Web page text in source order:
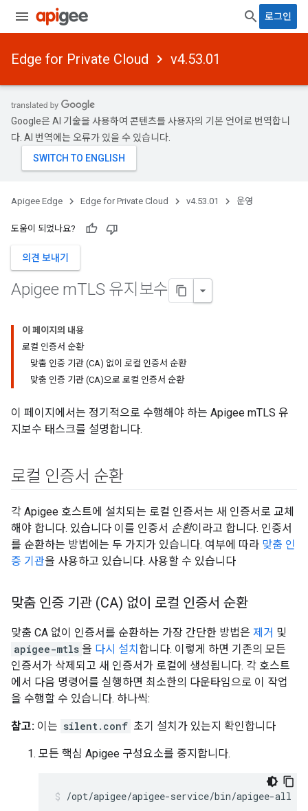
로그인
Edge for Private Cloud v4.53.01
Google은 AI 기술을 사용하여 콘텐츠를 사용자의 기본 언어로 번역합니
다. AI 번역에는 오류가 있을 수 있습니다.
Apigee Edge Edge for Private Cloud v4.53.01 운영
도움이 되었나요?
의견 보내기
Apigee mTLS 유지보수
이 페이지의 내용
로컬 인증서 순환
맞춤 인증 기관 (CA) 없이 로컬 인증서 순환
맞춤 인증 기관 (CA)으로 로컬 인증서 순환
이 페이지에서는 정기적으로 수행해야 하는 Apigee mTLS 유
지보수 태스크를 설명합니다.
로컬 인증서 순환
각 Apigee 호스트에 설치되는 로컬 인증서는 새 인증서로 교체
해야 합니다. 있습니다 이를 인증서 순환이라고 합니다. 인증서
를 순환하는 방법에는 두 가지가 있습니다. 여부에 따라 맞춤 인
증 기관을 사용하고 있습니다. 사용할 수 있습니다
맞춤 인증 기관 (CA) 없이 로컬 인증서 순환
맞춤 CA 없이 인증서를 순환하는 가장 간단한 방법은 제거 및
apigee-mtls 을 다시 설치 합니다. 이렇게 하면 기존의 모든
인증서가 삭제되고 새 인증서가 로컬에 생성됩니다. 각 호스트
에서 다음 명령어를 실행하면 최소한의 다운타임으로 이 작업
을 수행할 수 있습니다. 하나씩:
참고: 이는 silent.conf 초기 설치가 있는지 확인합니다
모든 핵심 Apigee 구성요소를 중지합니다.
/opt/apigee/apigee-service/bin/apigee-all